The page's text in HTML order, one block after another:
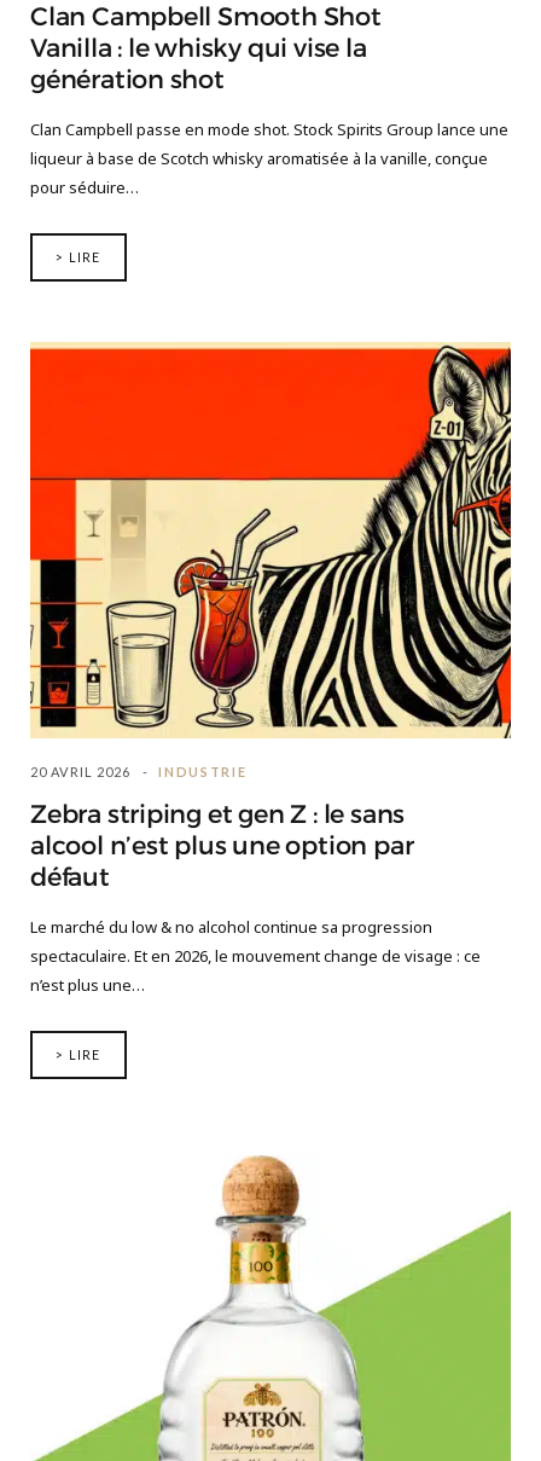
Clan Campbell Smooth Shot
Vanilla : le whisky qui vise la
génération shot
Clan Campbell passe en mode shot. Stock Spirits Group lance une
liqueur à base de Scotch whisky aromatisée à la vanille, conçue
pour séduire…
> LIRE
20 AVRIL 2026 INDUSTRIE
Zebra striping et gen Z : le sans
alcool n’est plus une option par
défaut
Le marché du low & no alcohol continue sa progression
spectaculaire. Et en 2026, le mouvement change de visage : ce
n’est plus une…
> LIRE